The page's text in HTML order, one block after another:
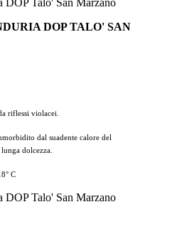
DOP TALO' SAN
riflessi violacei.
dal suadente calore del
dolcezza.
C